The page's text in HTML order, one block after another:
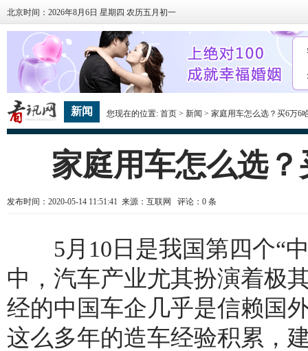
北京时间：2026年8月6日 星期四 农历五月初一
新闻 您现在的位置:首页 >新闻 > 家庭用车怎么选？买6万6
家庭用车怎么选
发布时间：2020-05-14 11:51:41 来源：互联网 评论： 0 条
5月10日是我国第四个“中
中，汽车产业尤其扮演着极
经的中国车企几乎是信赖国
这么多年的造车经验积累，